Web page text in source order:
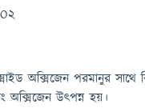
অক্সিজেন পরমানুর সাথে
অক্সিজেন উৎপন্ন হয়।